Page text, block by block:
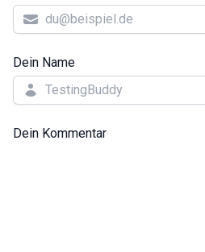
Dein Name
Dein Kommentar